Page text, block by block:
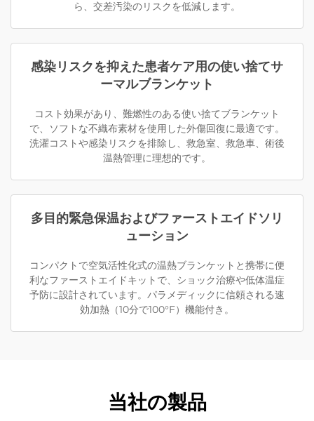
ら、交差汚染のリスクを低減します。
感染リスクを抑えた患者ケア用の使い捨てサ
ーマルブランケット
コスト効果があり、難燃性のある使い捨てブランケット
で、ソフトな不織布素材を使用した外傷回復に最適です。
洗濯コストや感染リスクを排除し、救急室、救急車、術後
温熱管理に理想的です。
多目的緊急保温およびファーストエイドソリ
ューション
コンパクトで空気活性化式の温熱ブランケットと携帯に便
利なファーストエイドキットで、ショック治療や低体温症
予防に設計されています。パラメディックに信頼される速
効加熱（10分で100°F）機能付き。
当社の製品